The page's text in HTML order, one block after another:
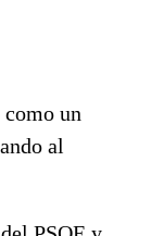
un
al